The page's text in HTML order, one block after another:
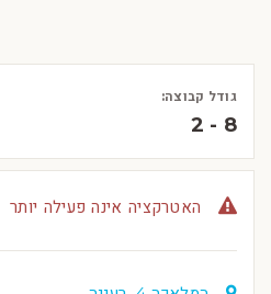
גודל קבוצה:
2 - 8
האטרקציה אינה פעילה יותר